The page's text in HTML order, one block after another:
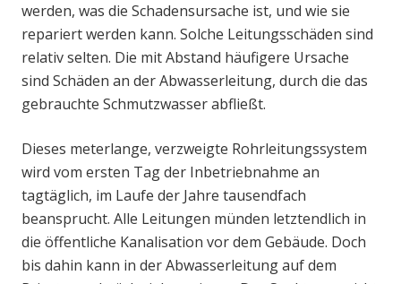
werden, was die Schadensursache ist, und wie sie
repariert werden kann. Solche Leitungsschäden sind
relativ selten. Die mit Abstand häufigere Ursache
sind Schäden an der Abwasserleitung, durch die das
gebrauchte Schmutzwasser abfließt.
Dieses meterlange, verzweigte Rohrleitungssystem
wird vom ersten Tag der Inbetriebnahme an
tagtäglich, im Laufe der Jahre tausendfach
beansprucht. Alle Leitungen münden letztendlich in
die öffentliche Kanalisation vor dem Gebäude. Doch
bis dahin kann in der Abwasserleitung auf dem